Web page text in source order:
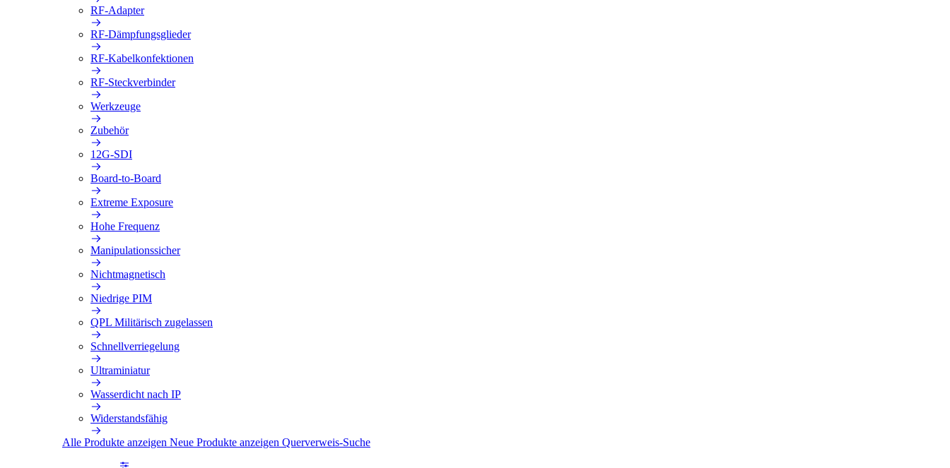
RF-Adapter
RF-Dämpfungsglieder
RF-Kabelkonfektionen
RF-Steckverbinder
Werkzeuge
Zubehör
12G-SDI
Board-to-Board
Extreme Exposure
Hohe Frequenz
Manipulationssicher
Nichtmagnetisch
Niedrige PIM
QPL Militärisch zugelassen
Schnellverriegelung
Ultraminiatur
Wasserdicht nach IP
Widerstandsfähig
Alle Produkte anzeigen Neue Produkte anzeigen Querverweis-Suche